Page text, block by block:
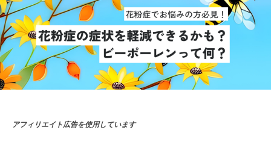
アフィリエイト広告を使用しています